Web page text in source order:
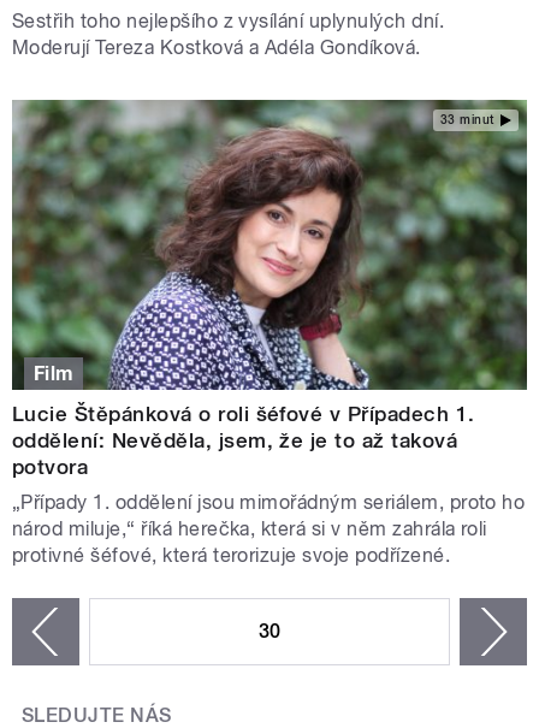
Sestřih toho nejlepšího z vysílání uplynulých dní.
Moderují Tereza Kostková a Adéla Gondíková.
33 minut
Film
Lucie Štěpánková o roli šéfové v Případech 1.
oddělení: Nevěděla, jsem, že je to až taková
potvora
„Případy 1. oddělení jsou mimořádným seriálem, proto ho
národ miluje,“ říká herečka, která si v něm zahrála roli
protivné šéfové, která terorizuje svoje podřízené.
30
SLEDUJTE NÁS